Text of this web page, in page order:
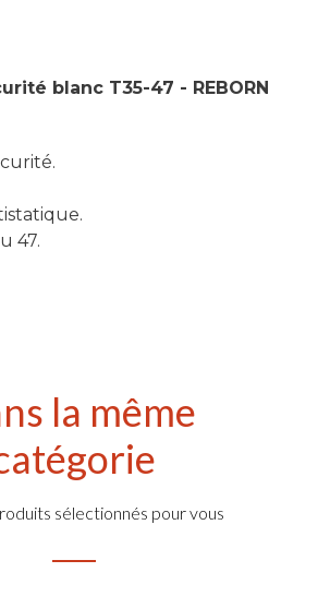
blanc T35-47 - REBORN
47.
la même
sélectionnés pour vous